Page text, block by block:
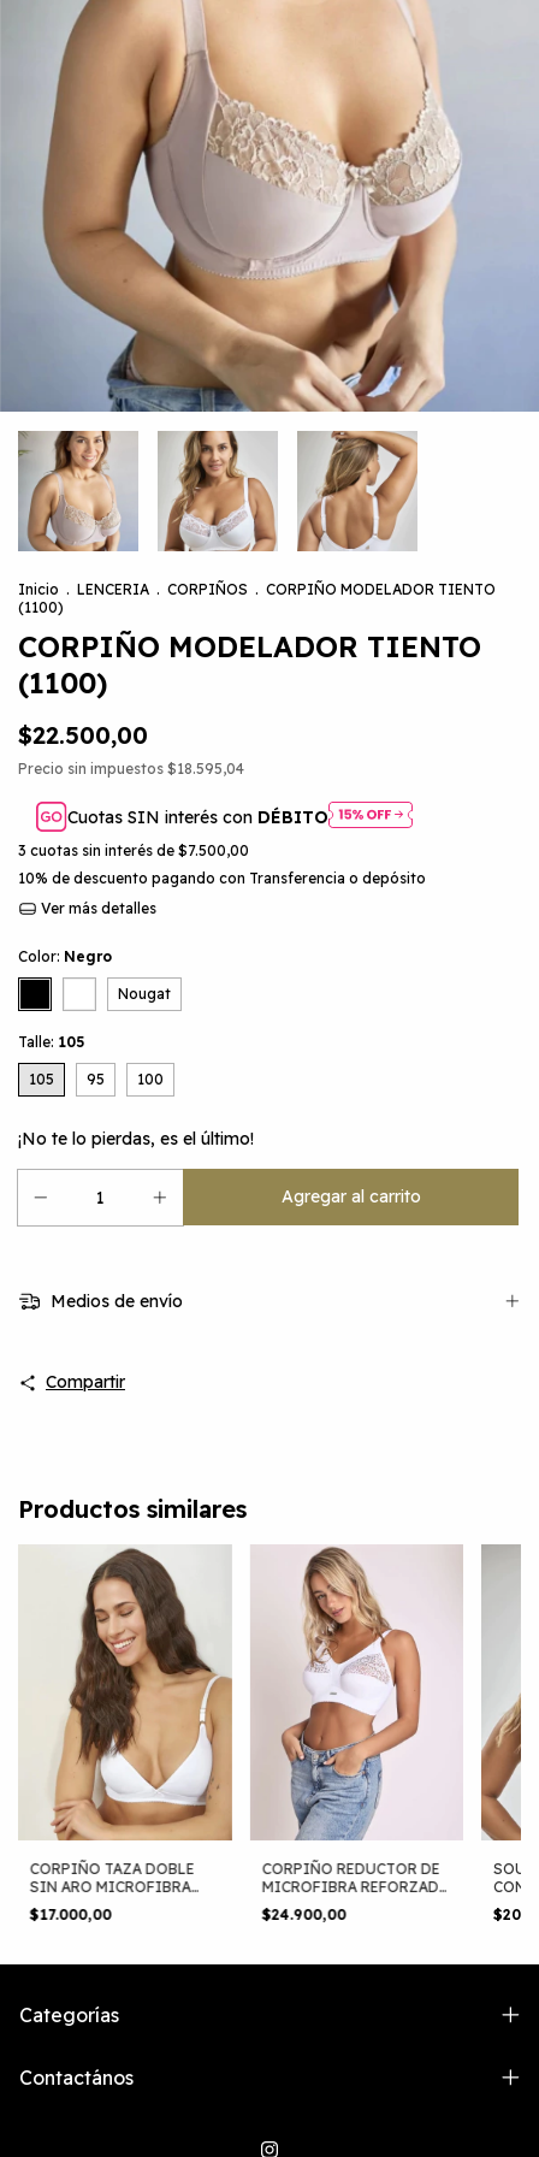
Inicio . LENCERIA . CORPIÑOS . CORPIÑO MODELADOR TIENTO
(1100)
CORPIÑO MODELADOR TIENTO
(1100)
$22.500,00
Precio sin impuestos $18.595,04
Cuotas SIN interés con DÉBITO
3 cuotas sin interés de $7.500,00
10% de descuento pagando con Transferencia o depósito
Ver más detalles
Color: Negro
Nougat
Talle: 105
105 95 100
¡No te lo pierdas, es el último!
Medios de envío
Compartir
Productos similares
CORPIÑO TAZA DOBLE
SIN ARO MICROFIBRA
TIENTO (823)
$17.000,00
CORPIÑO REDUCTOR DE
MICROFIBRA REFORZADO
Y ENCAJE SEXY LALI
(2001)
$24.900,00
Categorías
Contactános